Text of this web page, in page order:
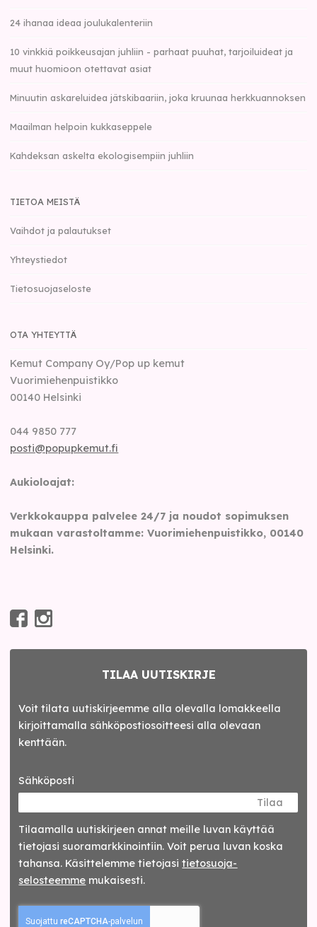
24 ihanaa ideaa joulukalenteriin
10 vinkkiä poikkeusajan juhliin - parhaat puuhat, tarjoiluideat ja
muut huomioon otettavat asiat
Minuutin askareluidea jätskibaariin, joka kruunaa herkkuannoksen
Maailman helpoin kukkaseppele
Kahdeksan askelta ekologisempiin juhliin
TIETOA MEISTÄ
Vaihdot ja palautukset
Yhteystiedot
Tietosuojaseloste
OTA YHTEYTTÄ
Kemut Company Oy/Pop up kemut
Vuorimiehenpuistikko
00140 Helsinki
044 9850 777
posti@popupkemut.fi
Aukioloajat:
Verkkokauppa palvelee 24/7 ja noudot sopimuksen
mukaan varastoltamme: Vuorimiehenpuistikko, 00140
Helsinki.
TILAA UUTISKIRJE
Voit tilata uutiskirjeemme alla olevalla lomakkeella
kirjoittamalla sähköpostiosoitteesi alla olevaan
kenttään.
Sähköposti
Tilaa
Tilaamalla uutis­kirjeen annat meille luvan käyttää
tietojasi suora­markkinointiin. Voit perua luvan koska
tahansa. Käsittelemme tietojasitieto­suoja­
selosteemme mukaisesti.